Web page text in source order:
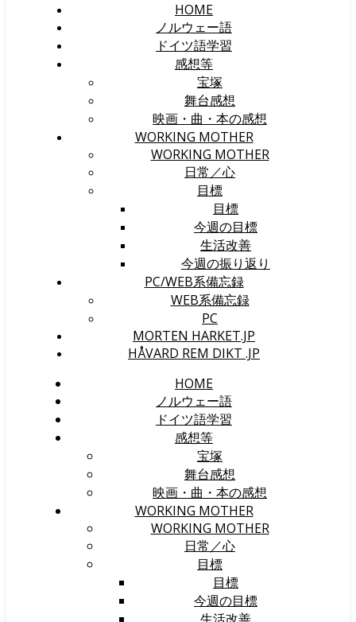
HOME
ノルウェー語
ドイツ語学習
感想等
宝塚
舞台感想
映画・曲・本の感想
WORKING MOTHER
WORKING MOTHER
日常／心
目標
目標
今週の目標
生活改善
今週の振り返り
PC/WEB系備忘録
WEB系備忘録
PC
MORTEN HARKET.JP
HÅVARD REM DIKT .JP
HOME
ノルウェー語
ドイツ語学習
感想等
宝塚
舞台感想
映画・曲・本の感想
WORKING MOTHER
WORKING MOTHER
日常／心
目標
目標
今週の目標